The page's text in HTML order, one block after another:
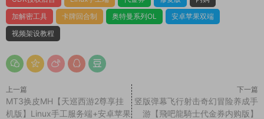
加解密工具
卡牌回合制 奥特曼系列OL
安卓苹果双端
视频架设教程
上一篇
MT3换皮MH【天巡西游2尊享挂
机版】Linux手工服务端+安卓苹果
下一篇
竖版弹幕飞行射击奇幻冒险养成手
游【飛吧龍騎士代金券内购版】